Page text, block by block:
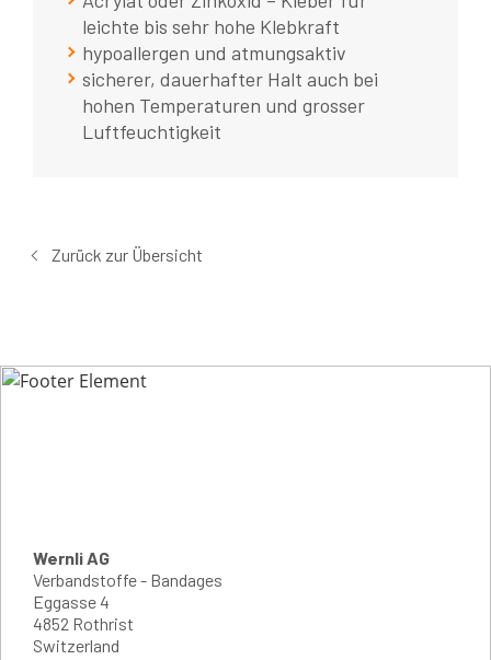
leichte bis sehr hohe Klebkraft
hypoallergen und atmungsaktiv
sicherer, dauerhafter Halt auch bei
hohen Temperaturen und grosser
Luftfeuchtigkeit
Zurück zur Übersicht
Wernli AG
Verbandstoffe - Bandages
Eggasse 4
4852 Rothrist
Switzerland